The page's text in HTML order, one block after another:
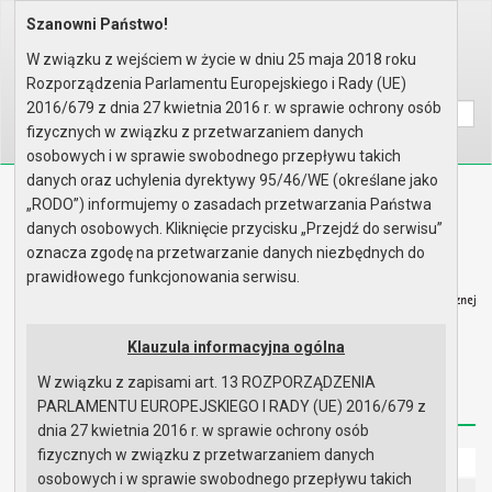
Home Informacje
Wyszukaj na stronie:
A AA
Biuletyn Informacji Publicznej
Urząd Miasta i Gminy w Gryfinie
Redakcja Instrukcja korzystania Dostępność
Strona główna
Szanowni Państwo!
W związku z wejściem w życie w dniu 25 maja 2018 roku
Rozporządzenia Parlamentu Europejskiego i Rady (UE)
2016/679 z dnia 27 kwietnia 2016 r. w sprawie ochrony osób
fizycznych w związku z przetwarzaniem danych
osobowych i w sprawie swobodnego przepływu takich
danych oraz uchylenia dyrektywy 95/46/WE (określane jako
„RODO”) informujemy o zasadach przetwarzania Państwa
danych osobowych. Kliknięcie przycisku „Przejdź do serwisu”
oznacza zgodę na przetwarzanie danych niezbędnych do
prawidłowego funkcjonowania serwisu.
Klauzula informacyjna ogólna
W związku z zapisami art. 13 ROZPORZĄDZENIA
PARLAMENTU EUROPEJSKIEGO I RADY (UE) 2016/679 z
dnia 27 kwietnia 2016 r. w sprawie ochrony osób
fizycznych w związku z przetwarzaniem danych
osobowych i w sprawie swobodnego przepływu takich